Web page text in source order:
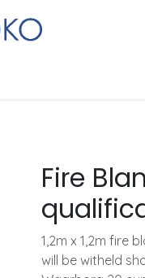
Fire
1,2m x 1,2m fire
will be witheld